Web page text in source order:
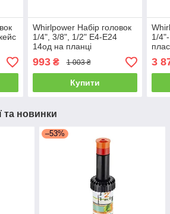
Whirlpower Набір головок
1/4", 3/8", 1/2" Е4-Е24
14од на планці
993₴ 1 003 ₴
Купити
1/
3
та новинки
–53%